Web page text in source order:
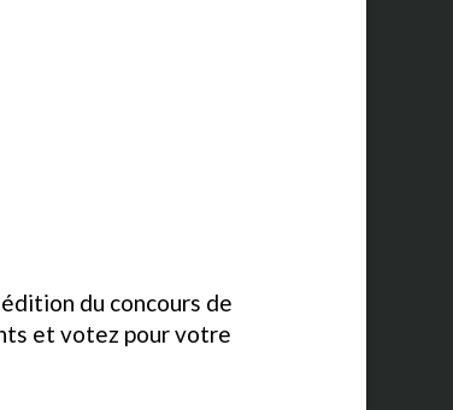
du concours de
et votez pour votre